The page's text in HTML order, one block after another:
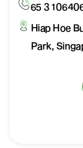
65 3
Hiap Hoe
Park,